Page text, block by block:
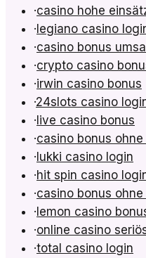
·casino hohe
·legiano casino
·casino bonus
·crypto casino
·irwin casino bonus
·24slots casino
·live casino bonus
·casino bonus
·lukki casino login
·hit spin casino
·casino bonus
·lemon casino
·online casino
·total casino login